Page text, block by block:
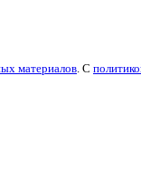
материалов . С